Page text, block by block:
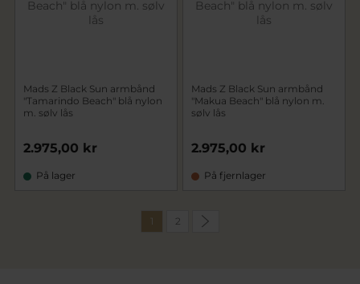
Mads Z Black Sun armbånd
"Tamarindo Beach" blå nylon
m. sølv lås
2.975,00 kr
På lager
Mads Z Black Sun armbånd
"Makua Beach" blå nylon m.
sølv lås
2.975,00 kr
På fjernlager
1 2